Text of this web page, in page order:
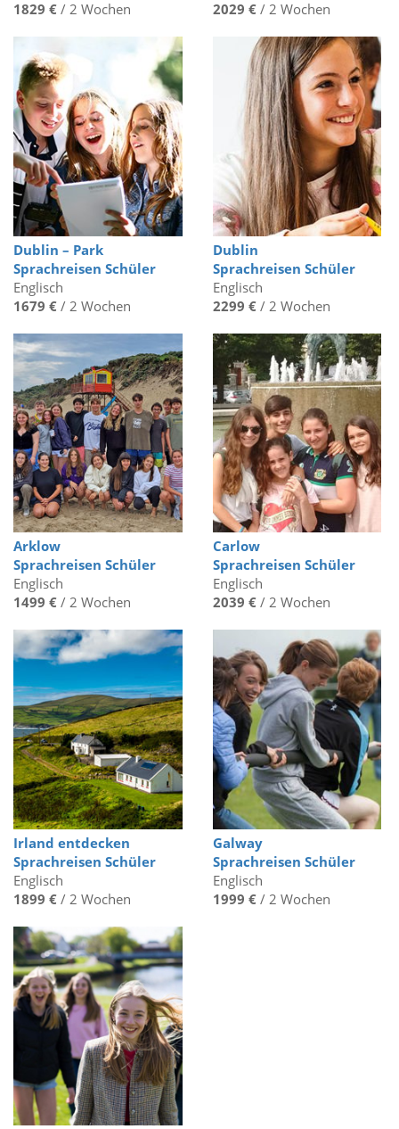
1829 € / 2 Wochen 2029 €/ 2 Wochen
Dublin – Park
Sprachreisen Schüler
Englisch
1679 € / 2 Wochen
Dublin
Sprachreisen Schüler
Englisch
2299 €/ 2 Wochen
Arklow
Sprachreisen Schüler
Englisch
1499 € / 2 Wochen
Carlow
Sprachreisen Schüler
Englisch
2039 €/ 2 Wochen
Irland entdecken
Sprachreisen Schüler
Englisch
1899 € / 2 Wochen
Galway
Sprachreisen Schüler
Englisch
1999 €/ 2 Wochen